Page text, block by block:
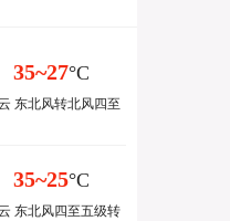
35~27°C
东北风转北风四至
35~25°C
东北风四至五级转